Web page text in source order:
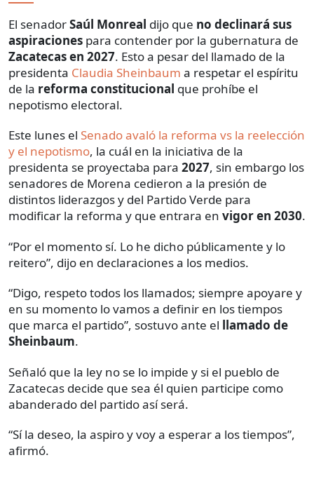
El senadorSaúl Monreal dijo que no declinará sus
aspiraciones para contender por la gubernatura de
Zacatecas en 2027. Esto a pesar del llamado de la
presidenta Claudia Sheinbaum a respetar el espíritu
de la reforma constitucional que prohíbe el
nepotismo electoral.
Este lunes el Senado avaló la reforma vs la reelección
y el nepotismo, la cuál en la iniciativa de la
presidenta se proyectaba para 2027, sin embargo los
senadores de Morena cedieron a la presión de
distintos liderazgos y del Partido Verde para
modificar la reforma y que entrara en vigor en 2030.
“Por el momento sí. Lo he dicho públicamente y lo
reitero”, dijo en declaraciones a los medios.
“Digo, respeto todos los llamados; siempre apoyare y
en su momento lo vamos a definir en los tiempos
que marca el partido”, sostuvo ante el llamado de
Sheinbaum.
Señaló que la ley no se lo impide y si el pueblo de
Zacatecas decide que sea él quien participe como
abanderado del partido así será.
“Sí la deseo, la aspiro y voy a esperar a los tiempos”,
afirmó.